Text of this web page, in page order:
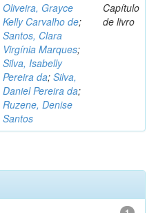
Oliveira, Grayce
Kelly Carvalho de;
Santos, Clara
Virgínia Marques;
Silva, Isabelly
Pereira da; Silva,
Daniel Pereira da;
Ruzene, Denise
Santos
Capítulo
de livro